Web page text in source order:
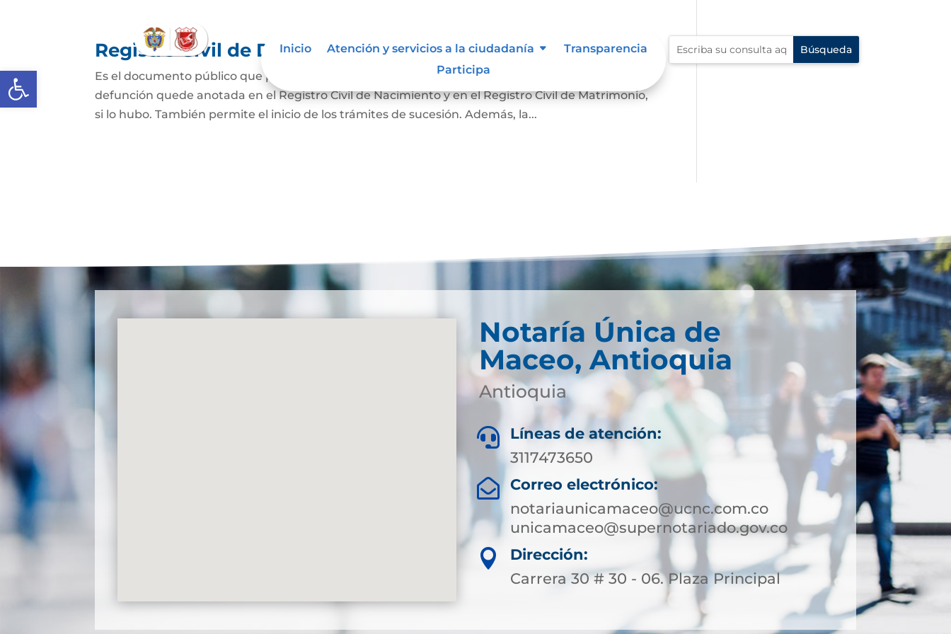
Abrir barra de herramientas
Inicio Atención y servicios a la ciudadanía
Transparencia
Participa
Registro Civil de Defunción
Es el documento público que prueba el hecho de la muerte y su causa. Sirve para que la
defunción quede anotada en el Registro Civil de Nacimiento y en el Registro Civil de Matrimonio,
si lo hubo. También permite el inicio de los trámites de sucesión. Además, la...
Notaría Única de
Maceo, Antioquia
Antioquia

Líneas de atención:
3117473650

Correo electrónico:
notariaunicamaceo@ucnc.com.co
unicamaceo@supernotariado.gov.co

Dirección:
Carrera 30 # 30 - 06. Plaza Principal